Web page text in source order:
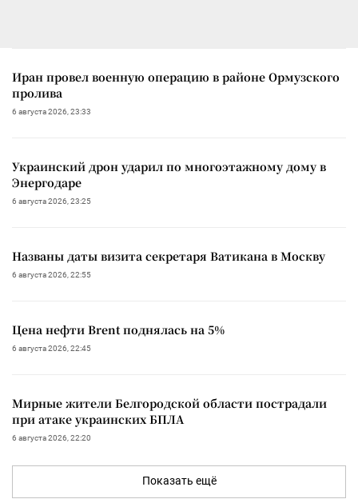
Иран провел военную операцию в районе Ормузского
пролива
6 августа 2026, 23:33
Украинский дрон ударил по многоэтажному дому в
Энергодаре
6 августа 2026, 23:25
Названы даты визита секретаря Ватикана в Москву
6 августа 2026, 22:55
Цена нефти Brent поднялась на 5%
6 августа 2026, 22:45
Мирные жители Белгородской области пострадали
при атаке украинских БПЛА
6 августа 2026, 22:20
Показать ещё